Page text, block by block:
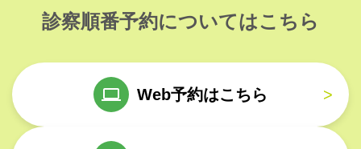
診察順番予約についてはこちら
Web予約はこちら >